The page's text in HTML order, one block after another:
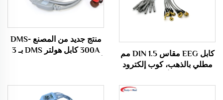
كابل EEG مقاس DIN 1.5 مم
مطلي بالذهب، كوب إلكترود
منتج جديد من المصنع DMS-
300A كابل هولتر DMS بـ 3